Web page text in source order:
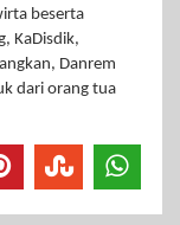
beserta
KaDisdik,
Danrem
dari orang tua